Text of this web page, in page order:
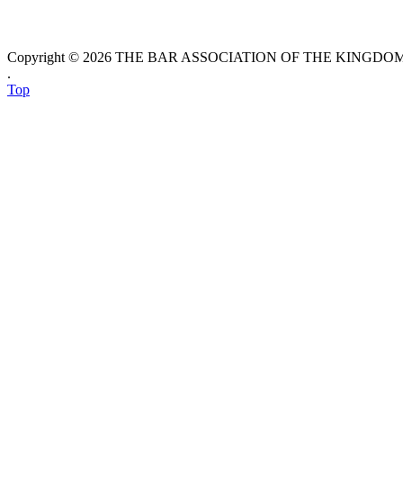
Copyright © 2026 THE BAR ASSOCIATION OF THE
.
Top